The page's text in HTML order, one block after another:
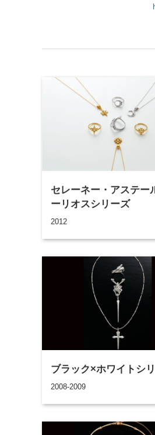
セレーネー・アステー
ーリオスシリーズ
2012
ブラック×ホワイトシ
2008-2009